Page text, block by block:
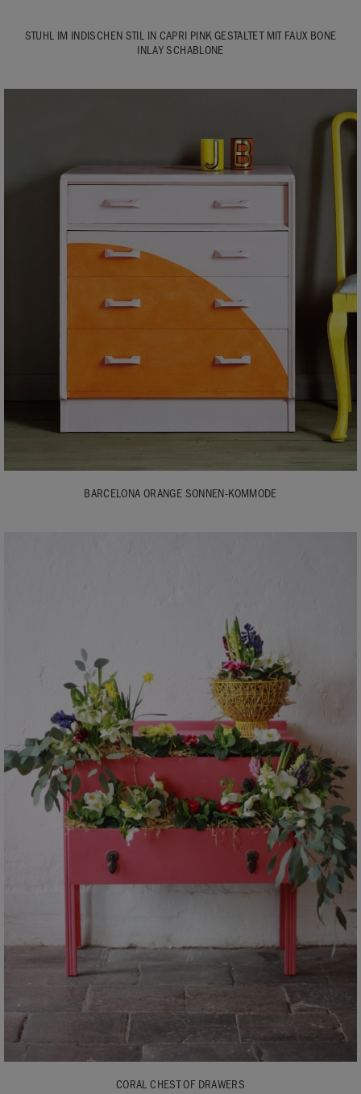
STUHL IM INDISCHEN STIL IN CAPRI PINK GESTALTET MIT FAUX BONE
INLAY SCHABLONE
BARCELONA ORANGE SONNEN-KOMMODE
CORAL CHEST OF DRAWERS